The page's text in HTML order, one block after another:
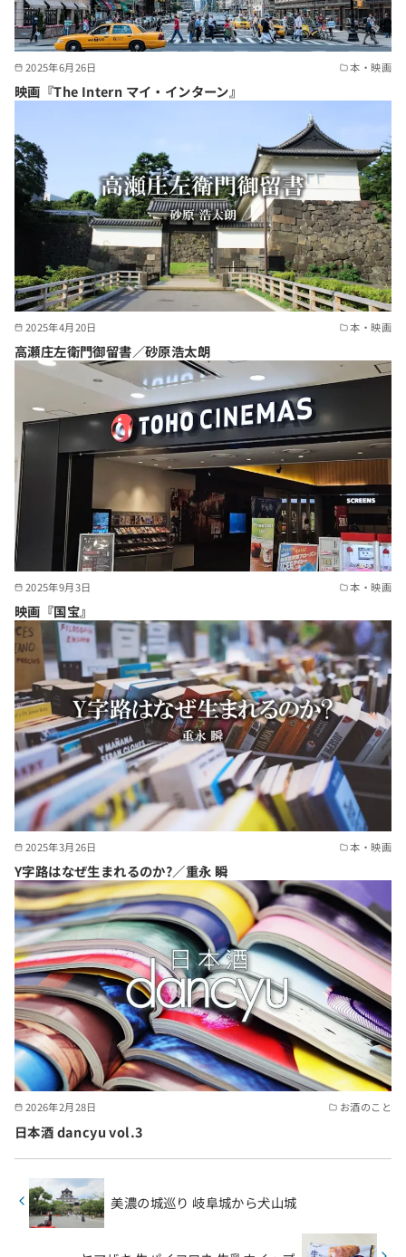
2025年6月26日 本・映画
映画『The Intern マイ・インターン』
2025年4月20日 本・映画
高瀬庄左衛門御留書／砂原浩太朗
2025年9月3日 本・映画
映画『国宝』
2025年3月26日 本・映画
Y字路はなぜ生まれるのか?／重永 瞬
2026年2月28日 お酒のこと
日本酒 dancyu vol.3
美濃の城巡り 岐阜城から犬山城